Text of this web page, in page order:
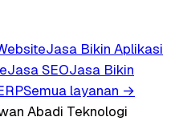
Jasa Bikin Aplikasi
Jasa SEOJasa Bikin
Semua layanan →
Abadi Teknologi